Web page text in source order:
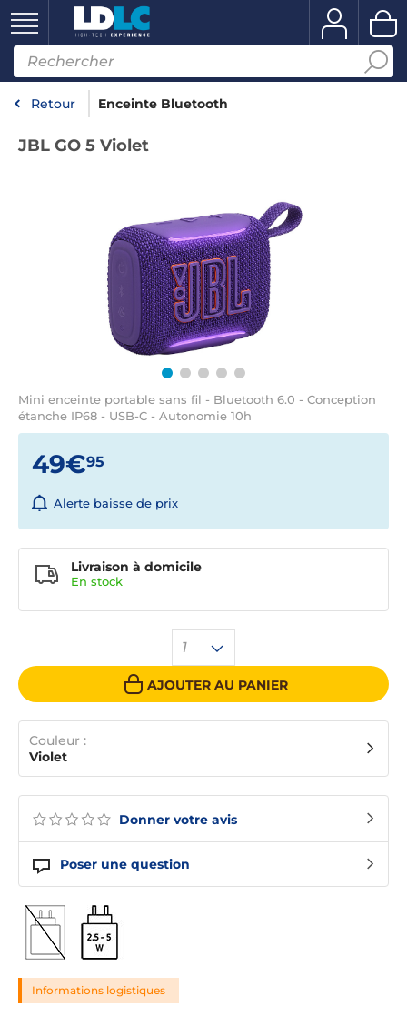
Retour Enceinte Bluetooth
JBL GO 5 Violet
Mini enceinte portable sans fil - Bluetooth 6.0 - Conception
étanche IP68 - USB-C - Autonomie 10h
Donner votre avis
Poser une question
49€95
Alerte baisse de prix
1
AJOUTER AU PANIER
Livraison à domicile
En stock
Couleur :
Violet
Informations logistiques